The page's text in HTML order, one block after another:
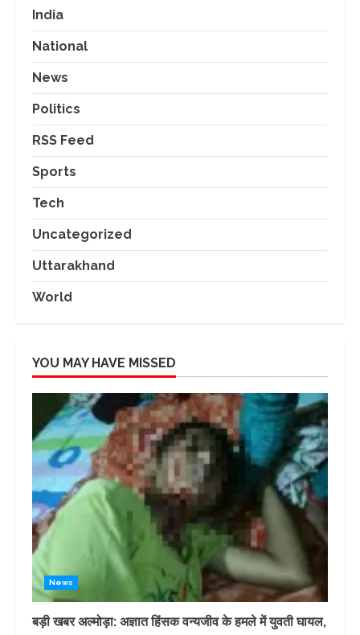
India
National
News
Politics
RSS Feed
Sports
Tech
Uncategorized
Uttarakhand
World
YOU MAY HAVE MISSED
News
बड़ी खबर अल्मोड़ा: अज्ञात हिंसक वन्यजीव के हमले में युवती घायल,